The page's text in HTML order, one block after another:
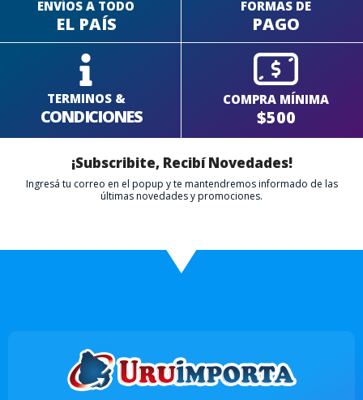
ENVÍOS A TODO
EL PAÍS
FORMAS DE
PAGO
TERMINOS &
CONDICIONES
COMPRA MÍNIMA
$500
¡Subscribite, Recibí Novedades!
Ingresá tu correo en el popup y te mantendremos informado de las
últimas novedades y promociones.